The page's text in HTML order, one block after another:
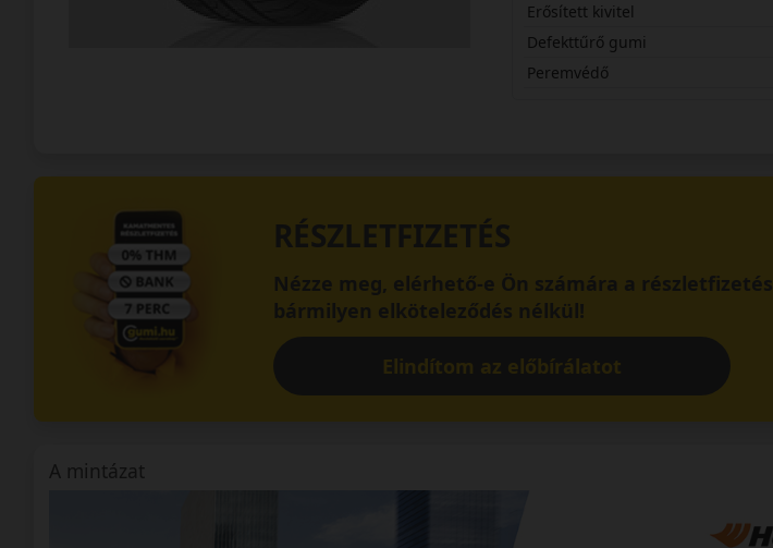
Erősített kivitel
Defekttűrő gumi
Peremvédő
RÉSZLETFIZETÉS
Nézze meg, elérhető-e Ön számára a részletfizetés
bármilyen elköteleződés nélkül!
Elindítom az előbírálatot
A mintázat